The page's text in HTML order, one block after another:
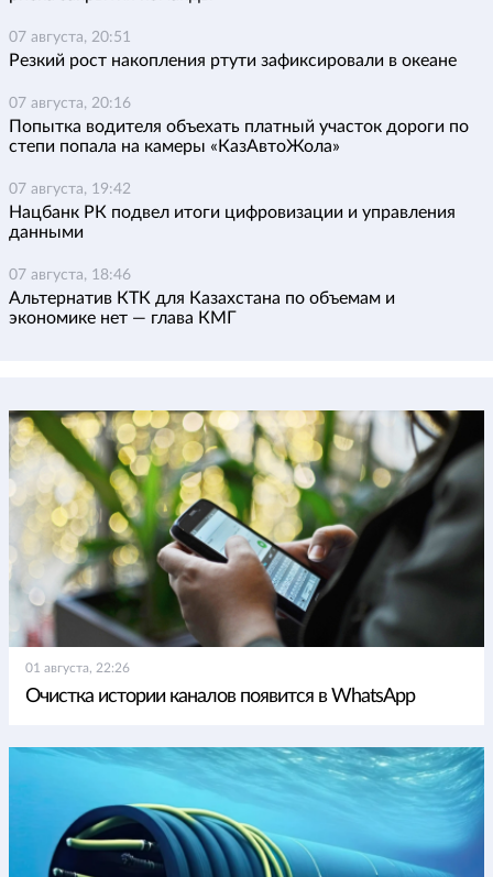
07 августа, 20:51
Резкий рост накопления ртути зафиксировали в океане
07 августа, 20:16
Попытка водителя объехать платный участок дороги по
степи попала на камеры «КазАвтоЖола»
07 августа, 19:42
Нацбанк РК подвел итоги цифровизации и управления
данными
07 августа, 18:46
Альтернатив КТК для Казахстана по объемам и
экономике нет — глава КМГ
01 августа, 22:26
Очистка истории каналов появится в WhatsApp